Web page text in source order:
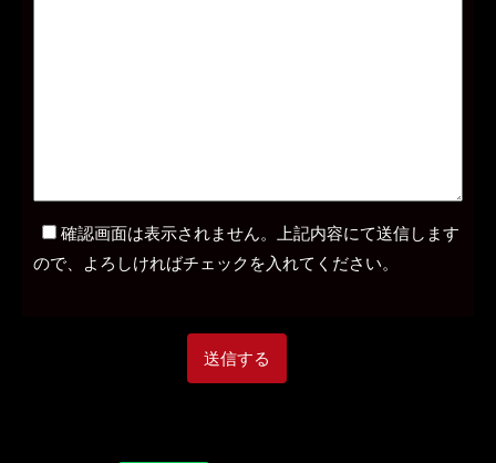
確認画面は表示されません。上記内容にて送信します
ので、よろしければチェックを入れてください。